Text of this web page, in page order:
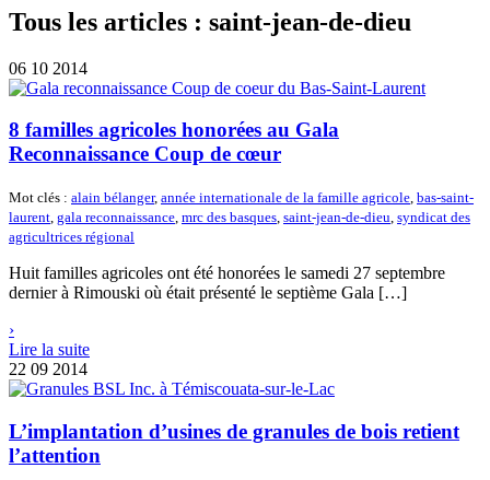
Tous les articles : saint-jean-de-dieu
06 10 2014
8 familles agricoles honorées au Gala
Reconnaissance Coup de cœur
Mot clés : alain bélanger, année internationale de la famille agricole, bas-saint-
laurent, gala reconnaissance, mrc des basques, saint-jean-de-dieu, syndicat des
agricultrices régional
Huit familles agricoles ont été honorées le samedi 27 septembre
dernier à Rimouski où était présenté le septième Gala […]
›
Lire la suite
22 09 2014
L’implantation d’usines de granules de bois retient
l’attention